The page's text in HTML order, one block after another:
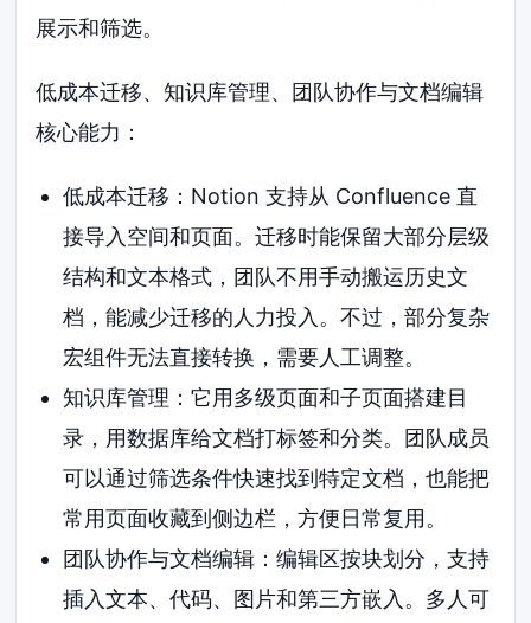
展示和筛选。
低成本迁移、知识库管理、团队协作与文档编辑
核心能力：
低成本迁移：Notion 支持从 Confluence 直
接导入空间和页面。迁移时能保留大部分层级
结构和文本格式，团队不用手动搬运历史文
档，能减少迁移的人力投入。不过，部分复杂
宏组件无法直接转换，需要人工调整。
知识库管理：它用多级页面和子页面搭建目
录，用数据库给文档打标签和分类。团队成员
可以通过筛选条件快速找到特定文档，也能把
常用页面收藏到侧边栏，方便日常复用。
团队协作与文档编辑：编辑区按块划分，支持
插入文本、代码、图片和第三方嵌入。多人可